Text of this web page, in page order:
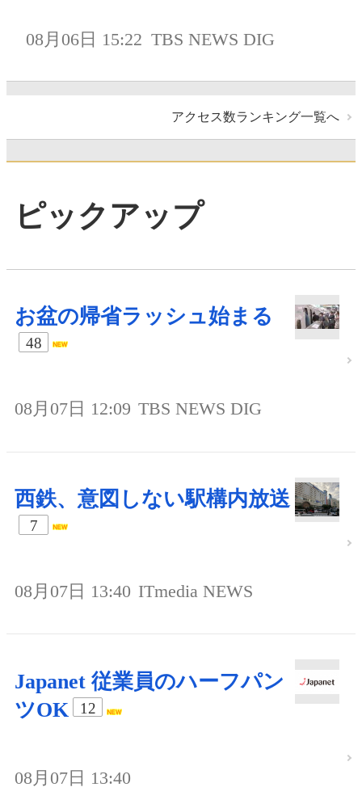
08月06日 15:22 TBS NEWS DIG
アクセス数ランキング一覧へ
ピックアップ
お盆の帰省ラッシュ始まる
48
08月07日 12:09 TBS NEWS DIG
西鉄、意図しない駅構内放送
7
08月07日 13:40 ITmedia NEWS
Japanet 従業員のハーフパン
ツOK
12
08月07日 13:40